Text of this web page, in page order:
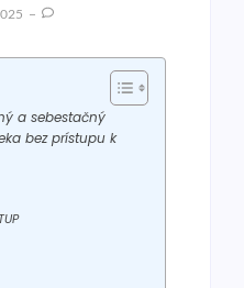
a sebestačný
bez prístupu k